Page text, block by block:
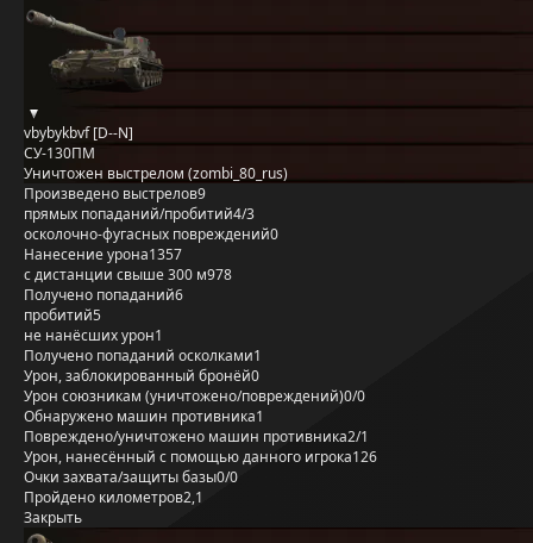
vbybykbvf [D--N]
СУ-130ПМ
Уничтожен выстрелом (zombi_80_rus)
Произведено выстрелов9
прямых попаданий/пробитий4/3
осколочно-фугасных повреждений0
Нанесение урона1357
с дистанции свыше 300 м978
Получено попаданий6
пробитий5
не нанёсших урон1
Получено попаданий осколками1
Урон, заблокированный бронёй0
Урон союзникам (уничтожено/повреждений)0/0
Обнаружено машин противника1
Повреждено/уничтожено машин противника2/1
Урон, нанесённый с помощью данного игрока126
Очки захвата/защиты базы0/0
Пройдено километров2,1
Закрыть